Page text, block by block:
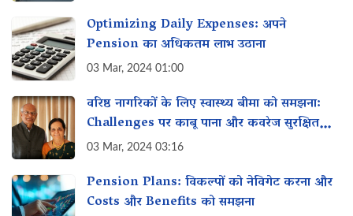
Optimizing Daily Expenses: अपने
Pension का अधिकतम लाभ उठाना
03 Mar, 2024 01:00
वरिष्ठ नागरिकों के लिए स्वास्थ्य बीमा को समझना:
Challenges पर काबू पाना और कवरेज सुरक्षित
करना
03 Mar, 2024 03:16
Pension Plans: विकल्पों को नेविगेट करना और‌
Costs और Benefits को समझना